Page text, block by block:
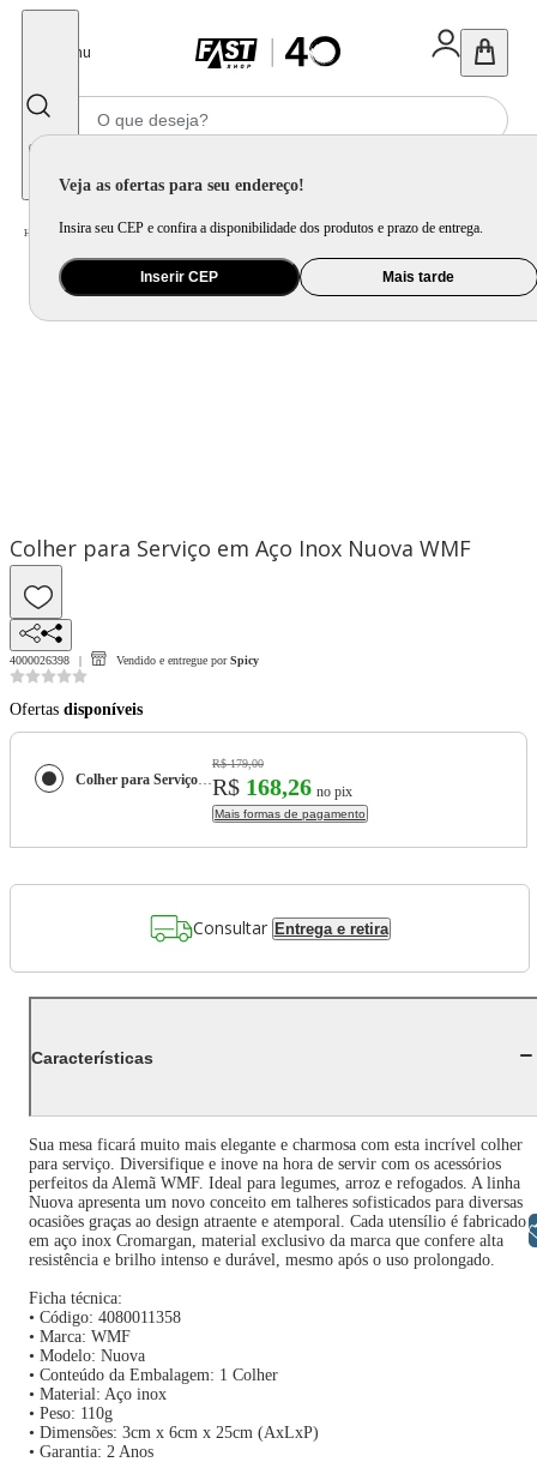
Menu
Veja as ofertas para seu endereço!
Insira seu CEP e confira a disponibilidade dos produtos e prazo de entrega.
Inserir CEP Mais tarde
Home Utilidade Doméstica Cozinha / Utensílio de Preparo
Colher para Serviço em Aço Inox Nuova WMF
4000026398 Vendido e entregue por Spicy
Ofertas disponíveis
Colher para Serviço em Aço Inox Nuova WMF
R$ 179,00
R$ 168,26 no pix
Mais formas de pagamento
Consultar Entrega e retira
Características
Sua mesa ficará muito mais elegante e charmosa com esta incrível colher
para serviço. Diversifique e inove na hora de servir com os acessórios
perfeitos da Alemã WMF. Ideal para legumes, arroz e refogados. A linha
Nuova apresenta um novo conceito em talheres sofisticados para diversas
ocasiões graças ao design atraente e atemporal. Cada utensílio é fabricado
em aço inox Cromargan, material exclusivo da marca que confere alta
resistência e brilho intenso e durável, mesmo após o uso prolongado.
Ficha técnica:
• Código: 4080011358
• Marca: WMF
• Modelo: Nuova
• Conteúdo da Embalagem: 1 Colher
• Material: Aço inox
• Peso: 110g
• Dimensões: 3cm x 6cm x 25cm (AxLxP)
• Garantia: 2 Anos
Libras